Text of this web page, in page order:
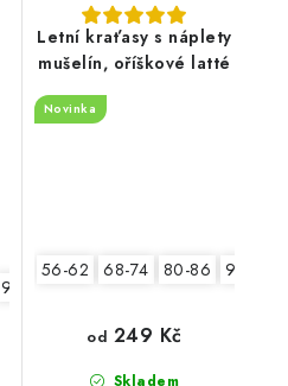
92-98
Letní kraťasy s náplety
mušelín, oříškové latté
Novinka
56-62 68-74 80-86 92-98
Skladem
od 249 Kč